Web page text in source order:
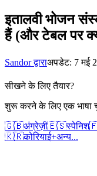
इतालवी भोजन
हैं (और टेबल पर
Sandor द्वाराअपडेट: 7 मई
सीखने के लिए तैयार?
शुरू करने के लिए एक भाषा
🇬🇧अंग्रेज़ी🇪🇸स्पेनिश
🇰🇷कोरियाई+अन्य...